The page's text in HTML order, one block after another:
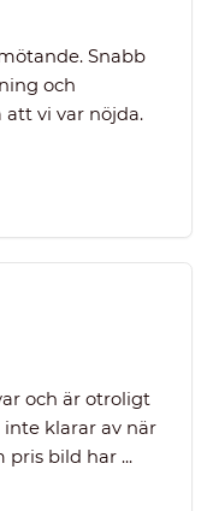
Snabb
och
vi var nöjda.
och är otroligt
klarar av när
pris bild har ...